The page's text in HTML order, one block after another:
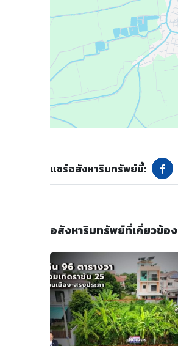
แชร์อสังหาริมทรัพย์นี้:
อสังหาริมทรัพย์ที่เกี่ยวข้อง